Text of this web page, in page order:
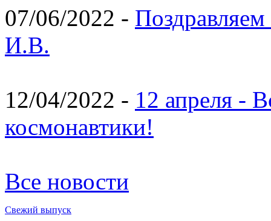
07/06/2022 -
И.В.
12/04/2022 - 12 апреля -
космонавтики!
Все новости
Свежий выпуск